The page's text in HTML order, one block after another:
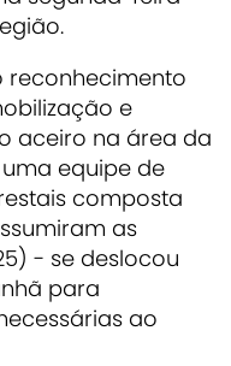
reconhecimento
e
aceiro na área da
equipe de
composta
as
- se deslocou
para
ao